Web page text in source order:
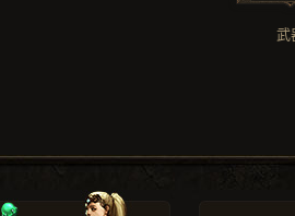
武